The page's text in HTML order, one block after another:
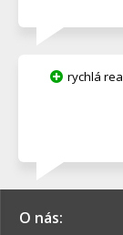
rychlá
O nás: